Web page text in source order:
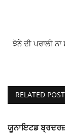
ਝੋਨੇ ਦੀ ਪਰਾਲੀ
RELATED
ਯੂਨਾਇਟਡ